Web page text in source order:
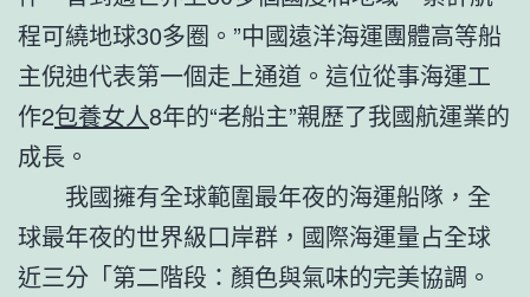
程可繞地球30多圈。”中國遠洋海運團體高等船
主倪迪代表第一個走上通道。這位從事海運工
作2包養女人8年的“老船主”親歷了我國航運業的
成長。
我國擁有全球範圍最年夜的海運船隊，全
球最年夜的世界級口岸群，國際海運量占全球
近三分「第二階段：顏色與氣味的完美協調。